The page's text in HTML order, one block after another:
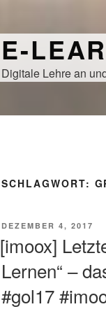
E-
Digitale Lehre an
SCHLAGWORT:
VERÖFFENTLICHT
DEZEMBER 4, 2017
[imoox]
Lernen“ –
#gol17